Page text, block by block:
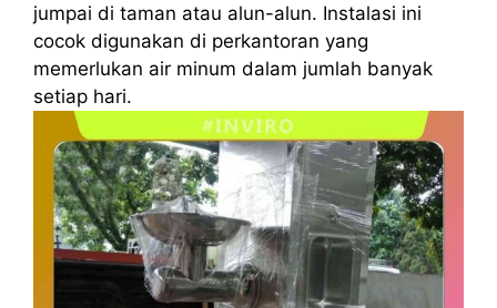
jumpai di taman atau alun-alun. Instalasi ini
cocok digunakan di perkantoran yang
memerlukan air minum dalam jumlah banyak
setiap hari.